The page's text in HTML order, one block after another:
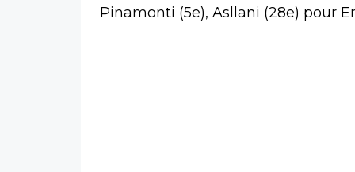
Pinamonti (5e), Asllani (28e) pour